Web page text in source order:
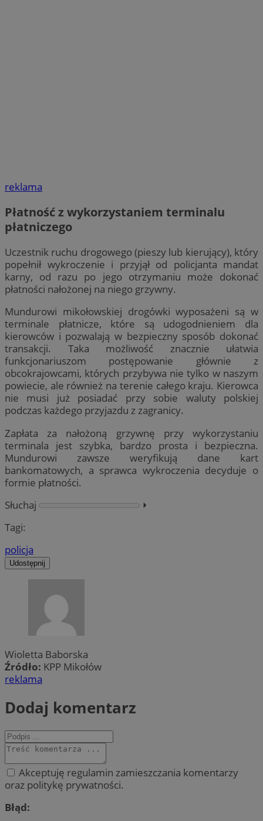
reklama
Płatność z wykorzystaniem terminalu
płatniczego
Uczestnik ruchu drogowego (pieszy lub kierujący), który
popełnił wykroczenie i przyjął od policjanta mandat
karny, od razu po jego otrzymaniu może dokonać
płatności nałożonej na niego grzywny.
Mundurowi mikołowskiej drogówki wyposażeni są w
terminale płatnicze, które są udogodnieniem dla
kierowców i pozwalają w bezpieczny sposób dokonać
transakcji. Taka możliwość znacznie ułatwia
funkcjonariuszom postępowanie głównie z
obcokrajowcami, których przybywa nie tylko w naszym
powiecie, ale również na terenie całego kraju. Kierowca
nie musi już posiadać przy sobie waluty polskiej
podczas każdego przyjazdu z zagranicy.
Zapłata za nałożoną grzywnę przy wykorzystaniu
terminala jest szybka, bardzo prosta i bezpieczna.
Mundurowi zawsze weryfikują dane kart
bankomatowych, a sprawca wykroczenia decyduje o
formie płatności.
Słuchaj
⏵︎
Tagi:
policja
Udostępnij
Wioletta Baborska
Źródło: KPP Mikołów
reklama
Dodaj komentarz
Akceptuję regulamin zamieszczania komentarzy
oraz politykę prywatności.
Błąd: